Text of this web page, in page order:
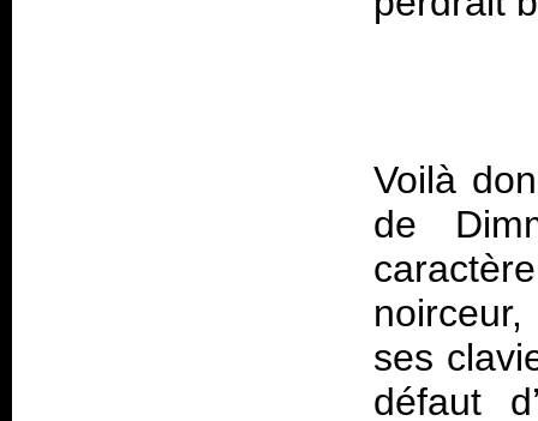
Voilà
de
ses
défaut